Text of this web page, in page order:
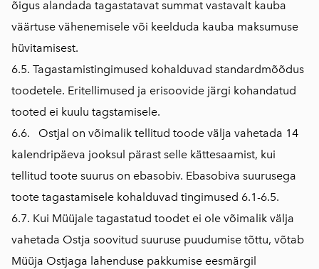
õigus alandada tagastatavat summat vastavalt kauba
väärtuse vähenemisele või keelduda kauba maksumuse
hüvitamisest.
6.5. Tagastamistingimused kohalduvad standardmõõdus
toodetele. Eritellimused ja erisoovide järgi kohandatud
tooted ei kuulu tagstamisele.
6.6. Ostjal on võimalik tellitud toode välja vahetada 14
kalendripäeva jooksul pärast selle kättesaamist, kui
tellitud toote suurus on ebasobiv. Ebasobiva suurusega
toote tagastamisele kohalduvad tingimused 6.1-6.5.
6.7. Kui Müüjale tagastatud toodet ei ole võimalik välja
vahetada Ostja soovitud suuruse puudumise tõttu, võtab
Müüja Ostjaga lahenduse pakkumise eesmärgil